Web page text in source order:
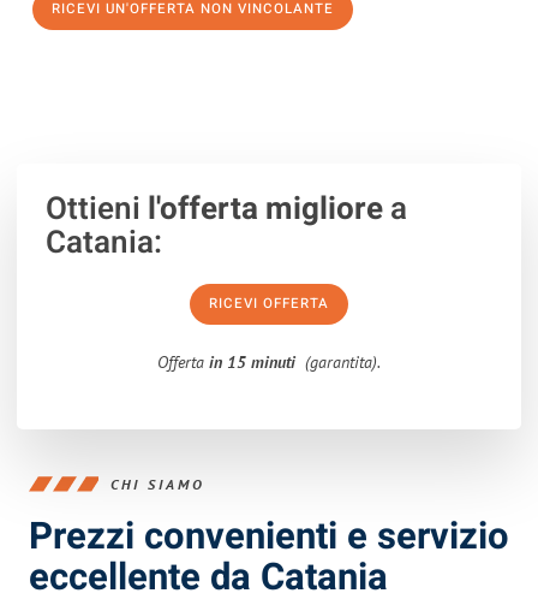
RICEVI UN'OFFERTA NON VINCOLANTE
Ottieni l'offerta migliorea
Catania:
RICEVI OFFERTA
Offerta in 15 minuti (garantita).
CHI SIAMO
Prezzi convenienti e servizio
eccellente da Catania